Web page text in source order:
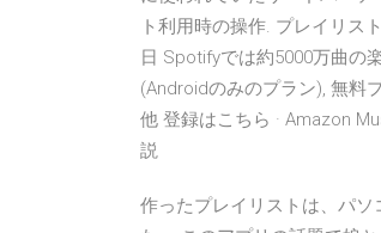
ト利用時の操作. プレイリス
日 Spotifyでは約5000万曲の
(Androidのみのプラン), 無料
他 登録はこちら · Amazon
説
作ったプレイリストは、パ